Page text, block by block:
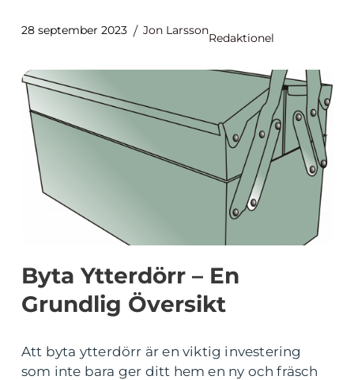
28 september 2023 Jon Larsson
Redaktionel
Byta Ytterdörr – En
Grundlig Översikt
Att byta ytterdörr är en viktig investering
som inte bara ger ditt hem en ny och fräsch